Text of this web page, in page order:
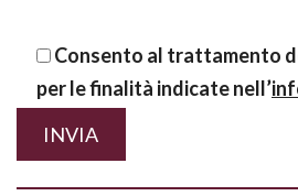
Consento al trattamento
per le finalità indicate nell’